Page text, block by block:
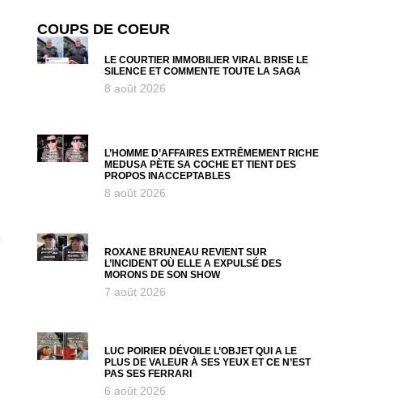
COUPS DE COEUR
LE COURTIER IMMOBILIER VIRAL BRISE LE
SILENCE ET COMMENTE TOUTE LA SAGA
8 août 2026
L’HOMME D’AFFAIRES EXTRÊMEMENT RICHE
MEDUSA PÈTE SA COCHE ET TIENT DES
PROPOS INACCEPTABLES
8 août 2026
ROXANE BRUNEAU REVIENT SUR
L’INCIDENT OÙ ELLE A EXPULSÉ DES
MORONS DE SON SHOW
7 août 2026
LUC POIRIER DÉVOILE L’OBJET QUI A LE
PLUS DE VALEUR À SES YEUX ET CE N’EST
PAS SES FERRARI
6 août 2026